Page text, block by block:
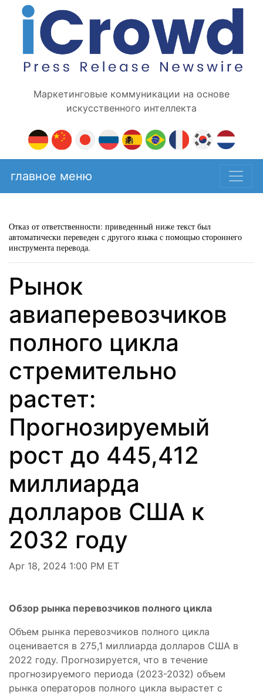
Маркетинговые коммуникации на основе
искусственного интеллекта
главное меню
Отказ от ответственности: приведенный ниже текст был
автоматически переведен с другого языка с помощью стороннего
инструмента перевода.
Рынок
авиаперевозчиков
полного цикла
стремительно
растет:
Прогнозируемый
рост до 445,412
миллиарда
долларов США к
2032 году
Apr 18, 2024 1:00 PM ET
Обзор рынка перевозчиков полного цикла
Объем рынка перевозчиков полного цикла
оценивается в 275,1 миллиарда долларов США в
2022 году. Прогнозируется, что в течение
прогнозируемого периода (2023-2032) объем
рынка операторов полного цикла вырастет с